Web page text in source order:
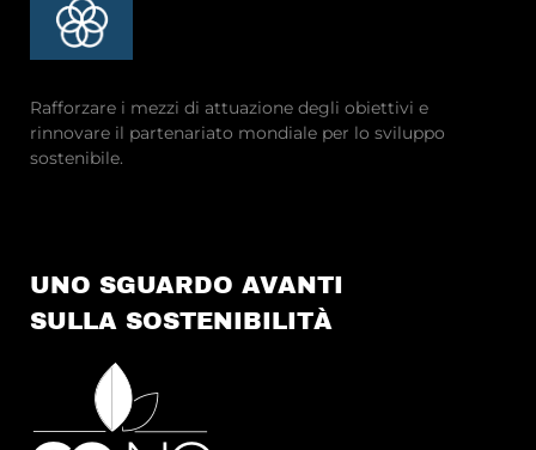
Rafforzare i mezzi di attuazione degli obiettivi e
rinnovare il partenariato mondiale per lo sviluppo
sostenibile.
UNO SGUARDO AVANTI
SULLA SOSTENIBILITÀ